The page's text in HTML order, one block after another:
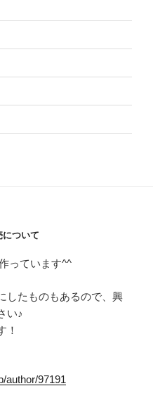
ついて
っています^^
したものもあるので、興
い♪
！
author/97191